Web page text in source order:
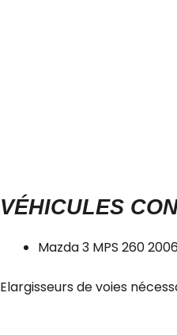
VÉHICULES
Mazda 3 MPS 260
Elargisseurs de voies